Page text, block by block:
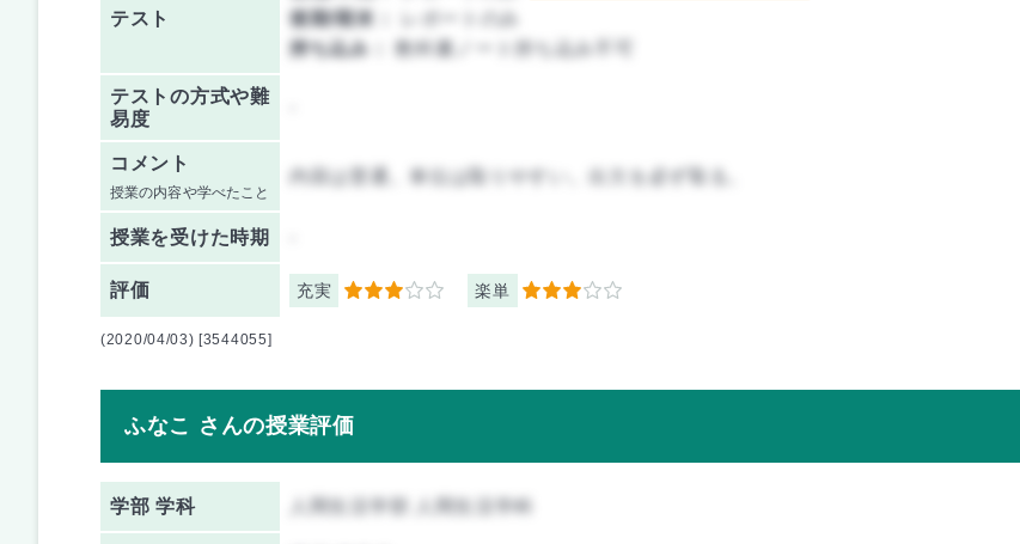
テスト
後期/期末：
レポートのみ
持ち込み：
教科書ノート持ち込み不可
テストの方式や難
易度
コメント
授業の内容や学べたこと
内容は普通。単位は取りやすい。出欠を必ず取る。
授業を受けた時期
評価 充実 3 楽単 3
(2020/04/03) [3544055]
ふなこ さんの授業評価
学部 学科